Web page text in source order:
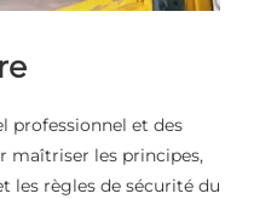
professionnel et des
maîtriser les principes,
les règles de sécurité du